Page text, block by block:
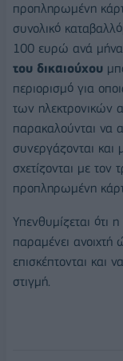
προπληρωμένη
συνολικό
100 ευρώ ανά
του δικαιούχου
περιορισμό για
των ηλεκτρονικών
παρακαλούνται να
συνεργάζονται
σχετίζονται με τον
προπληρωμένη
Υπενθυμίζεται ότι
παραμένει ανοιχτή
επισκέπτονται και
στιγμή.